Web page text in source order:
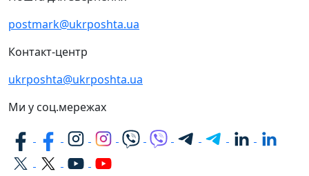
postmark@ukrposhta.ua
Контакт-центр
ukrposhta@ukrposhta.ua
Ми у соц.мережах